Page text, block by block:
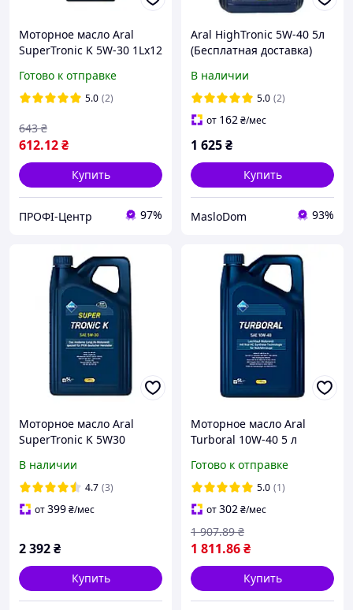
Моторное масло Aral
SuperTronic K 5W-30 1Lx12
Готово к отправке
5.0 (2)
612.12₴
643 ₴
Купить
ПРОФІ-Центр 97%
Aral HighTronic 5W-40 5л
(Бесплатная доставка)
В наличии
5.0 (2)
от 162₴/мес
1 625₴
Купить
MasloDom 93%
Моторное масло Aral
SuperTronic K 5W30
Артикул 21-15F477
В наличии
4.7 (3)
от399₴/мес
2 392₴
Купить
Моторное масло Aral
Turboral 10W-40 5 л
Готово к отправке
5.0 (1)
от302₴/мес
1 811.86₴
1 907.89 ₴
Купить